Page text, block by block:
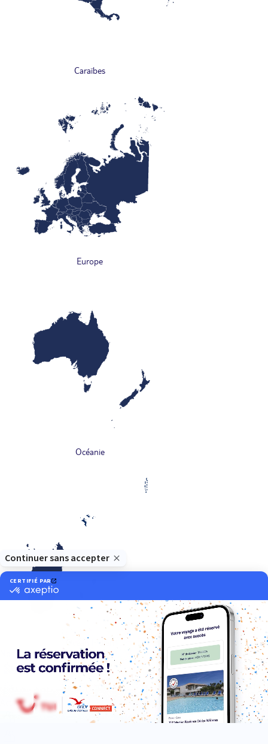
Caraïbes
Europe
Océanie
Océan Indien
Nos thématiques
Actif